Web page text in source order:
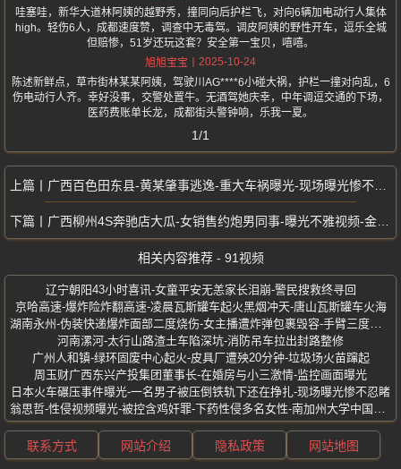
哇塞哇，新华大道林阿姨的越野秀，撞同向后护栏飞，对向6辆加电动行人集体
high。轻伤6人，成都速度赞，调查中无毒驾。调皮阿姨的野性开车，逗乐全城
但赔惨，51岁还玩这套？安全第一宝贝，嘻嘻。
旭旭宝宝
2025-10-24
陈述新鲜点，草市街林某某阿姨，驾驶川AG****6小碰大祸，护栏一撞对向乱，6
伤电动行人齐。幸好没事，交警处置牛。无酒驾她庆幸，中年调逗交通的下场，
医药费账单长龙，成都街头警钟响，乐我一夏。
1/1
广西百色田东县-黄某肇事逃逸-重大车祸曝光-现场曝光惨不忍睹
广西柳州4S奔驰店大瓜-女销售约炮男同事-曝光不雅视频-金主开路虎怒撞店门
相关内容推荐 - 91视频
辽宁朝阳43小时喜讯-女童平安无恙家长泪崩-警民搜救终寻回
京哈高速-爆炸险炸翻高速-凌晨瓦斯罐车起火黑烟冲天-唐山瓦斯罐车火海
河南漯河-太行山路渣土车陷深坑-消防吊车拉出封路整修
广州人和镇-绿环固废中心起火-皮具厂遭殃20分钟-垃圾场火苗蹿起
周玉财广西东兴产投集团董事长-在婚房与小三激情-监控画面曝光
日本火车碾压事件曝光-一名男子被压倒铁轨下还在挣扎-现场曝光惨不忍睹
联系方式 网站介绍 隐私政策 网站地图